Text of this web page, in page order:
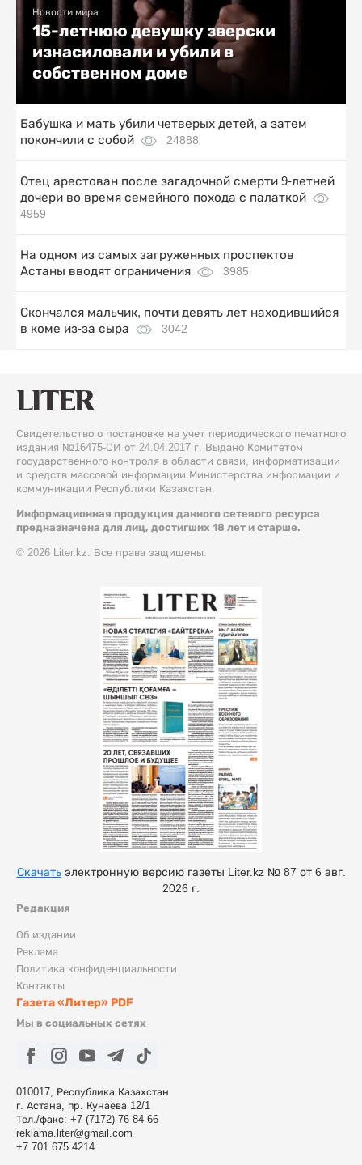
Новости мира
15-летнюю девушку зверски
изнасиловали и убили в
собственном доме
Бабушка и мать убили четверых детей, а затем
покончили с собой
24888
Отец арестован после загадочной смерти 9-летней
дочери во время семейного похода с палаткой
4959
На одном из самых загруженных проспектов
Астаны вводят ограничения
3985
Скончался мальчик, почти девять лет находившийся
в коме из-за сыра
3042
Свидетельство о постановке на учет периодического печатного
издания №16475-СИ от 24.04.2017 г. Выдано Комитетом
государственного контроля в области связи, информатизации
и средств массовой информации Министерства информации и
коммуникации Республики Казахстан.
Информационная продукция данного сетевого ресурса
предназначена для лиц, достигших 18 лет и старше.
© 2026 Liter.kz. Все права защищены.
Редакция
Об издании
Реклама
Политика конфиденциальности
Контакты
Газета «Литер» PDF
Мы в социальных сетях
010017, Республика Казахстан
г. Астана, пр. Кунаева 12/1
Тел./факс: +7 (7172) 76 84 66
reklama.liter@gmail.com
+7 701 675 4214
Скачатьэлектронную версию газеты Liter.kz № 87 от 6 авг.
2026 г.